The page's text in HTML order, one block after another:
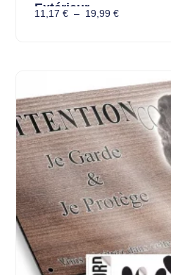
Extérieur
11,17 € – 19,99 €